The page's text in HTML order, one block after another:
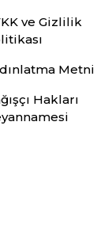
ve Gizlilik
Metni
Hakları